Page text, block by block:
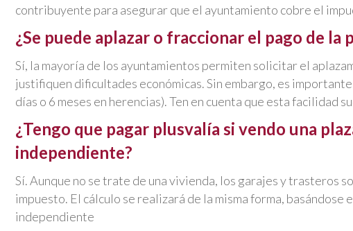
contribuyente para asegurar que el ayuntamiento cobre el
¿Se puede aplazar o fraccionar el pago de la
Sí, la mayoría de los ayuntamientos permiten solicitar el
justifiquen dificultades económicas. Sin embargo, es
días o 6 meses en herencias). Ten en cuenta que esta facilidad
¿Tengo que pagar plusvalía si vendo una
independiente?
Sí. Aunque no se trate de una vivienda, los garajes y trasteros
impuesto. El cálculo se realizará de la misma forma,
independiente